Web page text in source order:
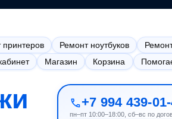
принтеров Ремонт ноутбуков
Магазин Корзина
+7 994 439-
пн–пт 10:00–18:00, сб–вс по